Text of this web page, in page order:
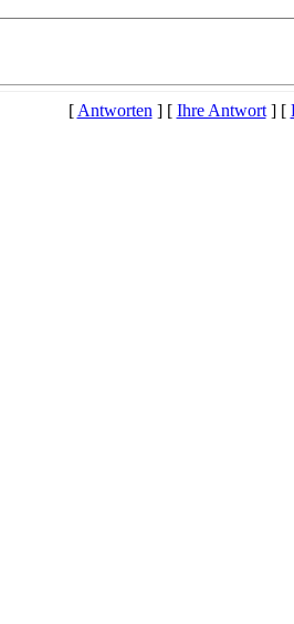
[Antworten] [ Ihre Antwort] [